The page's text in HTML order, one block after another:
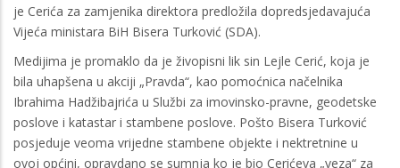
je Cerića za zamjenika direktora predložila dopredsjedavajuća
Vijeća ministara BiH Bisera Turković (SDA).
Medijima je promaklo da je živopisni lik sin Lejle Cerić, koja je
bila uhapšena u akciji „Pravda“, kao pomoćnica načelnika
Ibrahima Hadžibajrića u Službi za imovinsko-pravne, geodetske
poslove i katastar i stambene poslove. Pošto Bisera Turković
posjeduje veoma vrijedne stambene objekte i nektretnine u
ovoj općini, opravdano se sumnja ko je bio Cerićeva „veza“ za